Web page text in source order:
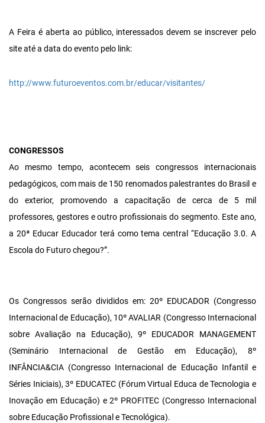
A Feira é aberta ao público, interessados devem se inscrever pelo
site até a data do evento pelo link:
http://www.futuroeventos.com.br/educar/visitantes/
CONGRESSOS
Ao mesmo tempo, acontecem seis congressos internacionais
pedagógicos, com mais de 150 renomados palestrantes do Brasil e
do exterior, promovendo a capacitação de cerca de 5 mil
professores, gestores e outro profissionais do segmento. Este ano,
a 20ª Educar Educador terá como tema central “Educação 3.0. A
Escola do Futuro chegou?”.
Os Congressos serão divididos em: 20º EDUCADOR (Congresso
Internacional de Educação), 10º AVALIAR (Congresso Internacional
sobre Avaliação na Educação), 9º EDUCADOR MANAGEMENT
(Seminário Internacional de Gestão em Educação), 8º
INFÂNCIA&CIA (Congresso Internacional de Educação Infantil e
Séries Iniciais), 3º EDUCATEC (Fórum Virtual Educa de Tecnologia e
Inovação em Educação) e 2º PROFITEC (Congresso Internacional
sobre Educação Profissional e Tecnológica).